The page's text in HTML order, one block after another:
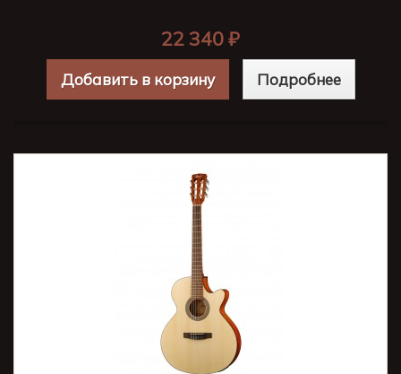
22 340 ₽
Добавить в корзину Подробнее